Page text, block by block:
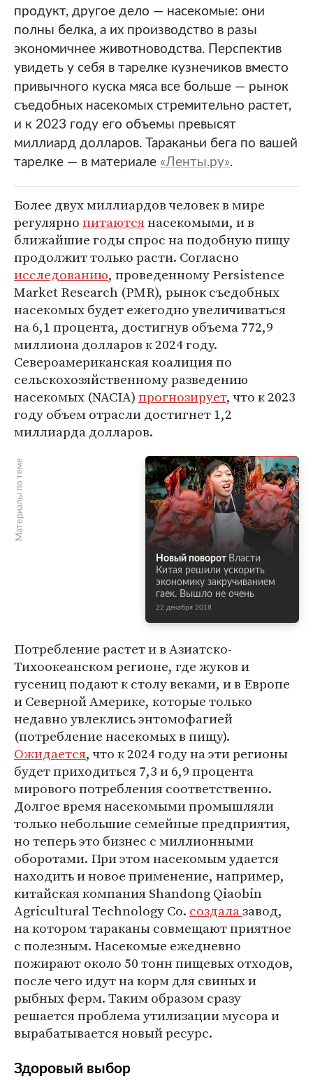
продукт, другое дело — насекомые: они
полны белка, а их производство в разы
экономичнее животноводства. Перспектив
увидеть у себя в тарелке кузнечиков вместо
привычного куска мяса все больше — рынок
съедобных насекомых стремительно растет,
и к 2023 году его объемы превысят
миллиард долларов. Тараканьи бега по вашей
тарелке — в материале «Ленты.ру».
Более двух миллиардов человек в мире
регулярнопитаютсянасекомыми, и в
ближайшие годы спрос на подобную пищу
продолжит только расти. Согласно
исследованию, проведенному Persistence
Market Research (PMR), рынок съедобных
насекомых будет ежегодно увеличиваться
на 6,1 процента, достигнув объема 772,9
миллиона долларов к 2024 году.
Североамериканская коалиция по
сельскохозяйственному разведению
насекомых (NACIA)прогнозирует, что к 2023
году объем отрасли достигнет 1,2
миллиарда долларов.
Материалы по теме
Новый поворот Власти
Китая решили ускорить
экономику закручиванием
гаек. Вышло не очень
22 декабря 2018
Потребление растет и в Азиатско-
Тихоокеанском регионе, где жуков и
гусениц подают к столу веками, и в Европе
и Северной Америке, которые только
недавно увлеклись энтомофагией
(потребление насекомых в пищу).
Ожидается, что к 2024 году на эти регионы
будет приходиться 7,3 и 6,9 процента
мирового потребления соответственно.
Долгое время насекомыми промышляли
только небольшие семейные предприятия,
но теперь это бизнес с миллионными
оборотами. При этом насекомым удается
находить и новое применение, например,
китайская компания Shandong Qiaobin
Agricultural Technology Co. создалазавод,
на котором тараканы совмещают приятное
с полезным. Насекомые ежедневно
пожирают около 50 тонн пищевых отходов,
после чего идут на корм для свиных и
рыбных ферм. Таким образом сразу
решается проблема утилизации мусора и
вырабатывается новый ресурс.
Здоровый выбор